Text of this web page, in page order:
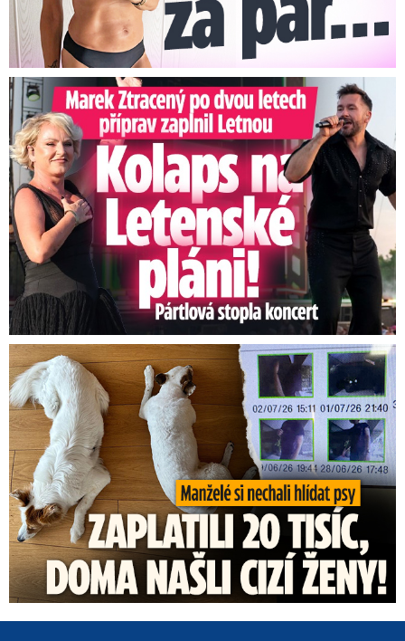
Marek Ztracený na Letné: Pártlová stopla koncert
Za hlídání psů zaplatili 20 tisíc, doma našli cizí ženy!